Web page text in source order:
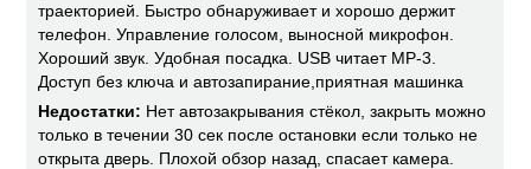
траекторией. Быстро обнаруживает и хорошо держит
телефон. Управление голосом, выносной микрофон.
Хороший звук. Удобная посадка. USB читает MP-3.
Доступ без ключа и автозапирание,приятная машинка
Недостатки: Нет автозакрывания стёкол, закрыть можно
только в течении 30 сек после остановки если только не
открыта дверь. Плохой обзор назад, спасает камера.